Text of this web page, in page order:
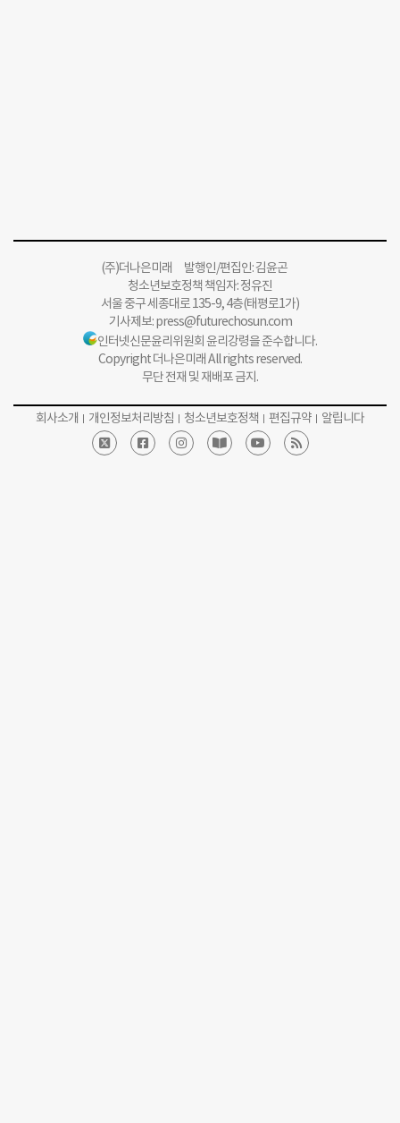
(주)더나은미래 발행인/편집인: 김윤곤
청소년보호정책 책임자: 정유진
서울 중구 세종대로 135-9, 4층(태평로1가)
기사제보:press@futurechosun.com
인터넷신문윤리위원회 윤리강령을 준수합니다.
Copyright 더나은미래 All rights reserved.
무단 전재 및 재배포 금지.
회사소개 개인정보처리방침 청소년보호정책 편집규약 알립니다